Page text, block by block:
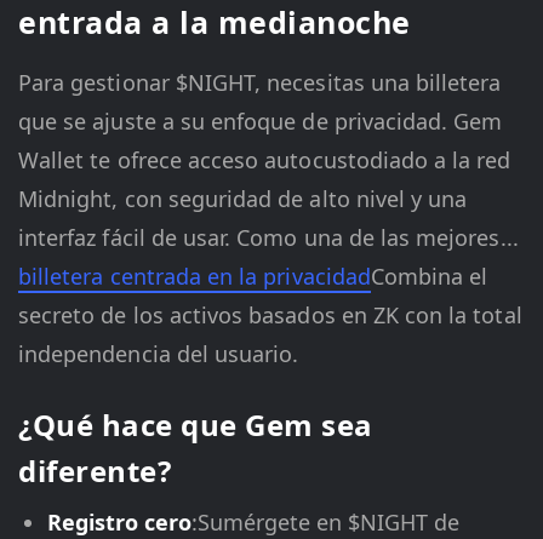
entrada a la medianoche
Para gestionar $NIGHT, necesitas una billetera
que se ajuste a su enfoque de privacidad. Gem
Wallet te ofrece acceso autocustodiado a la red
Midnight, con seguridad de alto nivel y una
interfaz fácil de usar. Como una de las mejores...
billetera centrada en la privacidadCombina el
secreto de los activos basados en ZK con la total
independencia del usuario.
¿Qué hace que Gem sea
diferente?
Registro cero:Sumérgete en $NIGHT de